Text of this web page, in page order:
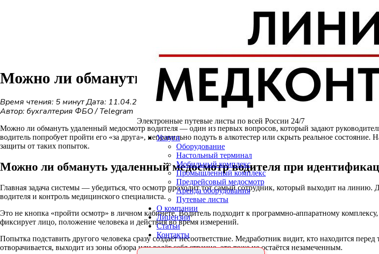
Электронные путевые листы по всей России 24/7
Услуги
Оборудование
Настольный терминал
Мобильный комплекс
Промышленный комплекс
Предрейсовый медосмотр
Аренда оборудования
Путевые листы
О компании
Лицензии
Статьи
Контакты
Можно ли обмануть удаленный медосмотр
Время чтения: 5 минутДата: 11.04.2026
Автор: бухгалтерия ФБО / Telegram
Можно ли обмануть удаленный медосмотр водителя — один из первых вопросов, который задают
водитель попробует пройти его «за друга», неправильно подуть в алкотестер или скрыть реальное
защиты от таких попыток.
Можно ли обмануть удаленный медосмотр водителя при
Главная задача системы — убедиться, что осмотр проходит тот самый сотрудник, который выходит на
водителя и контроль медицинского специалиста.
Это не кнопка «пройти осмотр» в личном кабинете. Водитель подходит к программно-аппаратному
фиксирует лицо, положение человека и действия во время измерений.
Попытка подставить другого человека сразу создаёт несоответствие. Медработник видит, кто находится
отворачивается, выходит из зоны обзора или ведёт себя странно, это тоже не остаётся незамеченным.